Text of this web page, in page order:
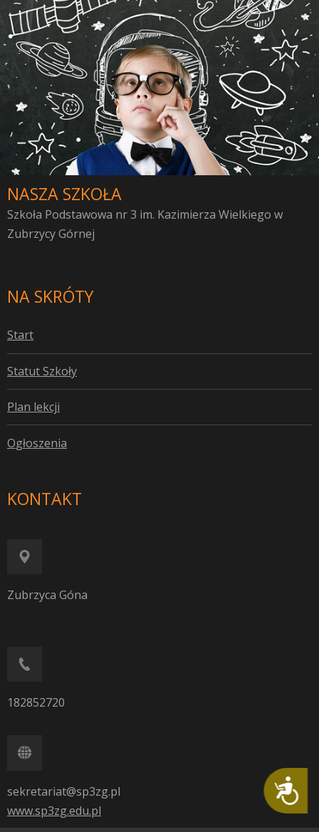
Dostępność
NASZA SZKOŁA
Szkoła Podstawowa nr 3 im. Kazimierza Wielkiego w
Zubrzycy Górnej
NA SKRÓTY
Start
Statut Szkoły
Plan lekcji
Ogłoszenia
KONTAKT
Zubrzyca Góna
182852720
sekretariat@sp3zg.pl
www.sp3zg.edu.pl